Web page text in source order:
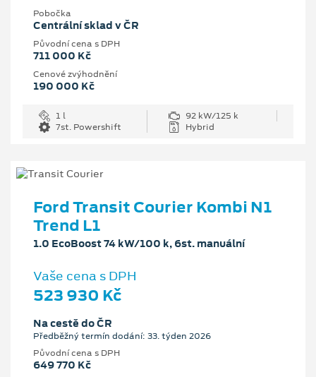
Pobočka
Centrální sklad v ČR
Původní cena s DPH
711 000 Kč
Cenové zvýhodnění
190 000 Kč
1 l
92 kW/125 k
7st. Powershift
Hybrid
Ford Transit Courier Kombi N1
Trend L1
1.0 EcoBoost 74 kW/100 k, 6st. manuální
Vaše cena s DPH
523 930 Kč
Na cestě do ČR
Předběžný termín dodání: 33. týden 2026
Původní cena s DPH
649 770 Kč